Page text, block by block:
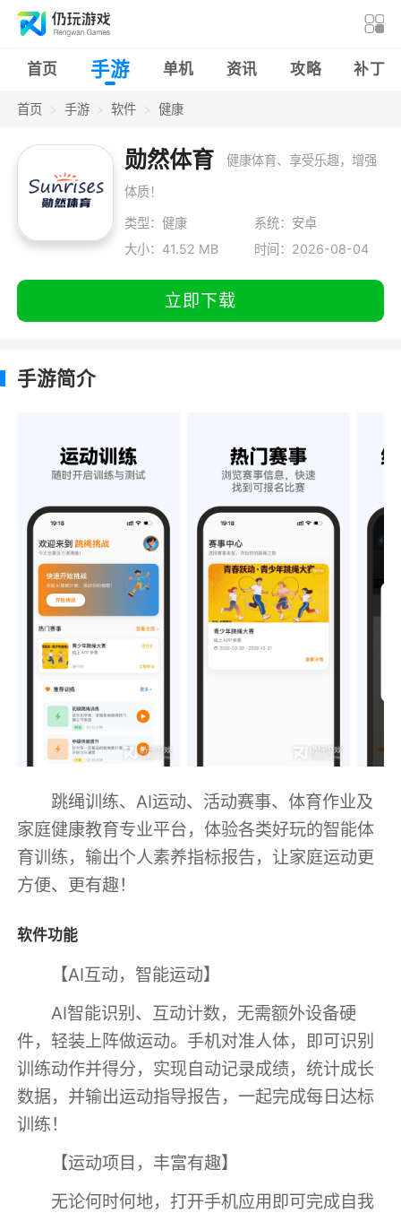
首页 手游 单机 资讯 攻略 补丁
首页 手游 软件 健康
勋然体育 健康体育、享受乐趣，增强
体质！
类型：健康
系统：安卓
大小：41.52 MB
时间：2026-08-04
立即下载
手游简介
跳绳训练、AI运动、活动赛事、体育作业及
家庭健康教育专业平台，体验各类好玩的智能体
育训练，输出个人素养指标报告，让家庭运动更
方便、更有趣！
软件功能
【AI互动，智能运动】
AI智能识别、互动计数，无需额外设备硬
件，轻装上阵做运动。手机对准人体，即可识别
训练动作并得分，实现自动记录成绩，统计成长
数据，并输出运动指导报告，一起完成每日达标
训练！
【运动项目，丰富有趣】
无论何时何地，打开手机应用即可完成自我